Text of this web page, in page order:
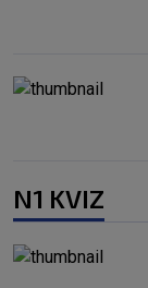
N1 KVIZ